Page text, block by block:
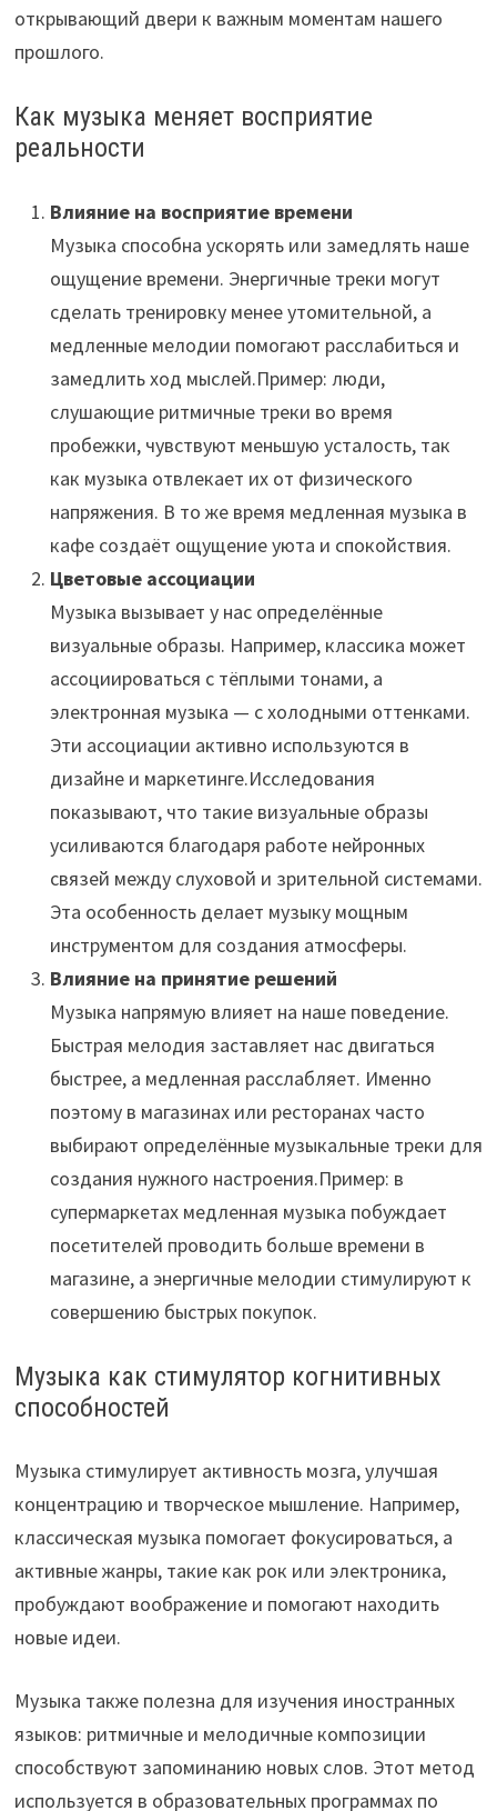
открывающий двери к важным моментам нашего
прошлого.
Как музыка меняет восприятие
реальности
Влияние на восприятие времени
Музыка способна ускорять или замедлять наше
ощущение времени. Энергичные треки могут
сделать тренировку менее утомительной, а
медленные мелодии помогают расслабиться и
замедлить ход мыслей.Пример: люди,
слушающие ритмичные треки во время
пробежки, чувствуют меньшую усталость, так
как музыка отвлекает их от физического
напряжения. В то же время медленная музыка в
кафе создаёт ощущение уюта и спокойствия.
Цветовые ассоциации
Музыка вызывает у нас определённые
визуальные образы. Например, классика может
ассоциироваться с тёплыми тонами, а
электронная музыка — с холодными оттенками.
Эти ассоциации активно используются в
дизайне и маркетинге.Исследования
показывают, что такие визуальные образы
усиливаются благодаря работе нейронных
связей между слуховой и зрительной системами.
Эта особенность делает музыку мощным
инструментом для создания атмосферы.
Влияние на принятие решений
Музыка напрямую влияет на наше поведение.
Быстрая мелодия заставляет нас двигаться
быстрее, а медленная расслабляет. Именно
поэтому в магазинах или ресторанах часто
выбирают определённые музыкальные треки для
создания нужного настроения.Пример: в
супермаркетах медленная музыка побуждает
посетителей проводить больше времени в
магазине, а энергичные мелодии стимулируют к
совершению быстрых покупок.
Музыка как стимулятор когнитивных
способностей
Музыка стимулирует активность мозга, улучшая
концентрацию и творческое мышление. Например,
классическая музыка помогает фокусироваться, а
активные жанры, такие как рок или электроника,
пробуждают воображение и помогают находить
новые идеи.
Музыка также полезна для изучения иностранных
языков: ритмичные и мелодичные композиции
способствуют запоминанию новых слов. Этот метод
используется в образовательных программах по